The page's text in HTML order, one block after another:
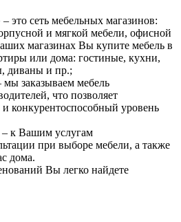
это сеть мебельных магазинов:
и мягкой мебели, офисной
магазинах Вы купите мебель в
или дома: гостиные, кухни,
диваны и пр.;
заказываем мебель
что позволяет
конкурентоспособный уровень
– к Вашим услугам
при выборе мебели, а также
дома.
Вы легко найдете